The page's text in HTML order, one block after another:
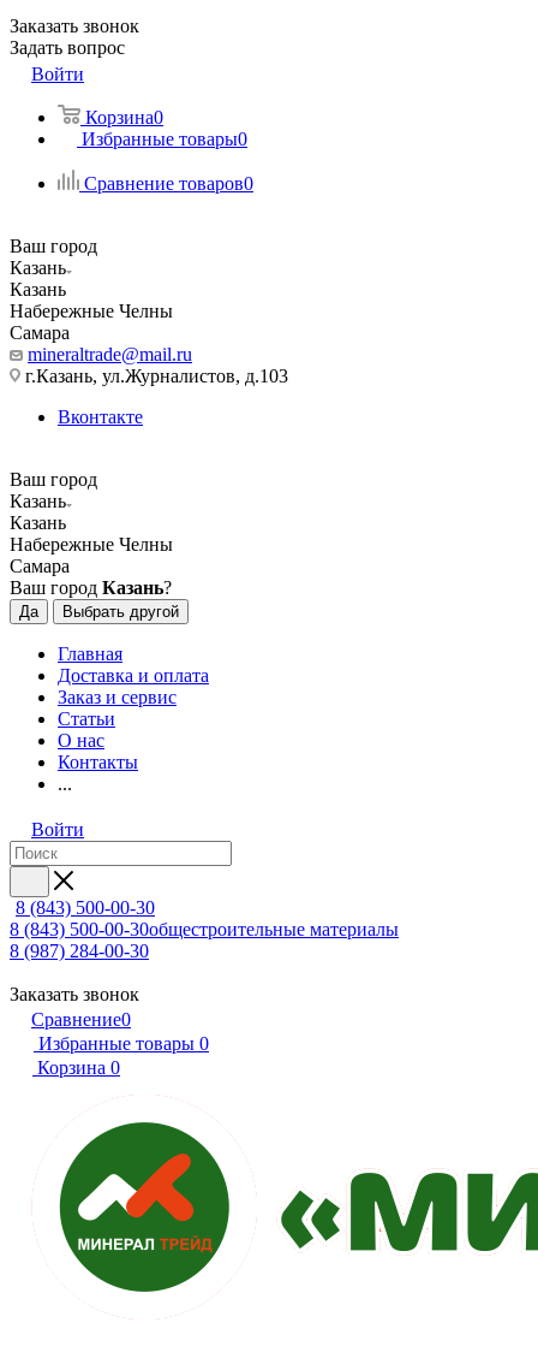
Заказать звонок
Задать вопрос
Войти
Корзина0
Избранные товары0
Сравнение товаров0
Ваш город
Казань
Казань
Набережные Челны
Самара
mineraltrade@mail.ru
г.Казань, ул.Журналистов, д.103
Вконтакте
Ваш город
Казань
Казань
Набережные Челны
Самара
Ваш город Казань?
Да Выбрать другой
Главная
Доставка и оплата
Заказ и сервис
Статьи
О нас
Контакты
...
Войти
8 (843) 500-00-30
8 (843) 500-00-30общестроительные материалы
8 (987) 284-00-30
Заказать звонок
Сравнение0
Избранные товары 0
Корзина 0